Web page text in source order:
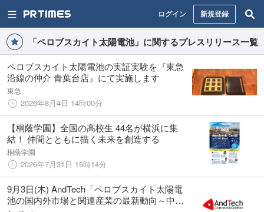
ログイン 新規登録
「ペロブスカイト太陽電池」に関するプレスリリース一覧
ペロブスカイト太陽電池の実証実験を『東急
沿線の仲介 青葉台店』にて実施します
東急
2026年8月4日 14時00分
【桐蔭学園】全国の高校生 44名が横浜に集
結！ 仲間とともに描く未来を創造する
桐蔭学園
2026年7月31日 15時14分
9月3日(木) AndTech「ペロブスカイト太陽電
池の国内外市場と関連産業の最新動向～中国